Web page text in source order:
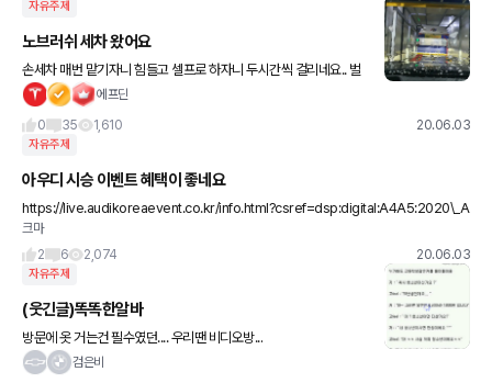
자유주제
노브러쉬 세차 왔어요
손세차 매번 맡기자니 힘들고 셀프로 하자니 두시간씩 걸리네요.. 벌
레는 많고 난리 여서 주변에 노브레쉬 세차장에 왔습니다. 잘되었으
에프딘
0
35 1,610 20.06.03
자유주제
아우디 시승 이벤트 혜택이 좋네요
https://live.audikoreaevent.co.kr/info.html?csref=dsp:digital:A4A5:2020\_A
4A5launch:c:kakao:bizboard:interest:
크마
2
6 2,074 20.06.03
자유주제
(웃긴글)똑똑한알바
방문에 옷 거는건 필수였던.... 우리땐 비디오방...
검은비